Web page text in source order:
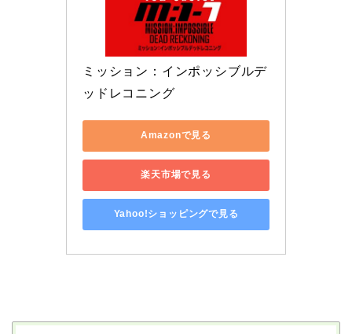
ミッション：インポッシブルデ
ッドレコニング
Amazonで見る
楽天市場で見る
Yahoo!ショッピングで見る